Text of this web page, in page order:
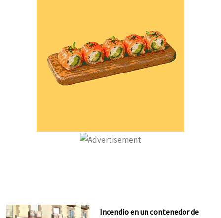
Incendio en un contenedor de